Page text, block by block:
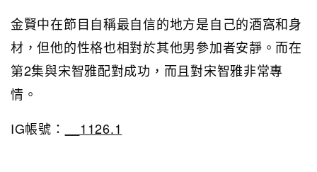
金賢中在節目自稱最自信的地方是自己的酒窩和身
材，但他的性格也相對於其他男參加者安靜。而在
第2集與宋智雅配對成功，而且對宋智雅非常專
情。
IG帳號：
__1126.1